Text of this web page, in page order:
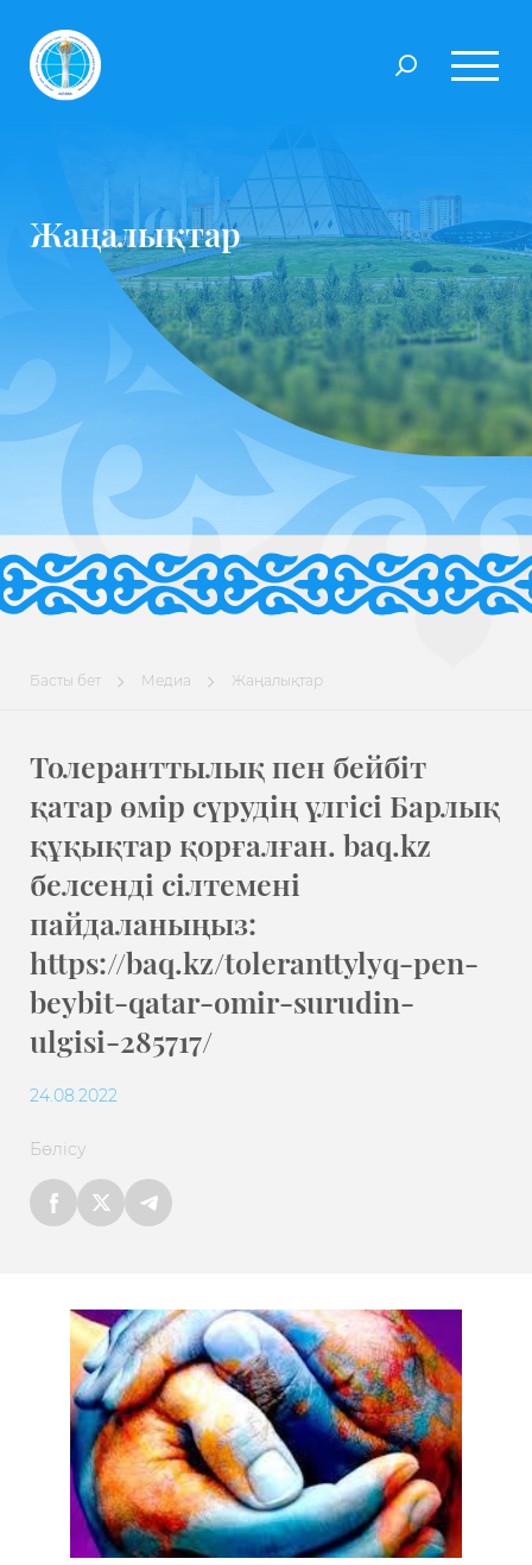
Жаңалықтар
Басты бет Медиа Жаңалықтар
Толеранттылық пен бейбіт
қатар өмір сүрудің үлгісі Барлық
құқықтар қорғалған. baq.kz
белсенді сілтемені
пайдаланыңыз:
https://baq.kz/toleranttylyq-pen-
beybit-qatar-omir-surudin-
ulgisi-285717/
24.08.2022
Бөлісу